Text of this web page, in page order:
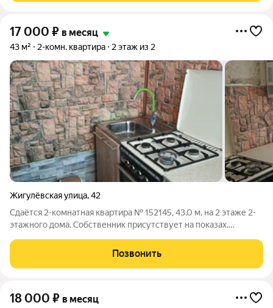
17 000 ₽ в месяц
43 м² 2-комн. квартира 2 этаж из 2
Жигулёвская улица,42
Сдаётся 2-комнатная квартира № 152145, 43.0 м, на 2 этаже 2-
этажного дома. Собственник присутствует на показах.
оплачиваются отдельно. По условиям проживания: можно с
детьми, без питомцев. Из
Позвонить
18 000 ₽ в месяц